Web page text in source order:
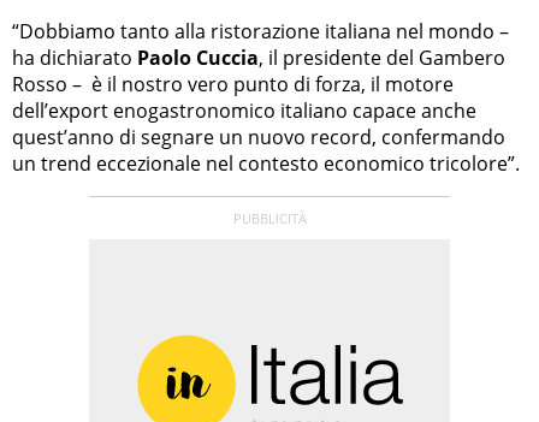
“Dobbiamo tanto alla ristorazione italiana nel mondo –
ha dichiarato Paolo Cuccia, il presidente del Gambero
Rosso – è il nostro vero punto di forza, il motore
dell’export enogastronomico italiano capace anche
quest’anno di segnare un nuovo record, confermando
un trend eccezionale nel contesto economico tricolore”.